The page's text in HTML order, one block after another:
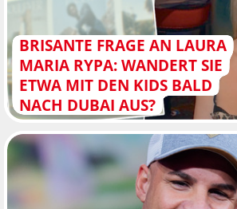
BRISANTE FRAGE AN LAURA
MARIA RYPA: WANDERT SIE
ETWA MIT DEN KIDS BALD
NACH DUBAI AUS?